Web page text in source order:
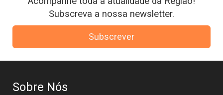
Subscreva a nossa newsletter.
Subscrever
Sobre Nós